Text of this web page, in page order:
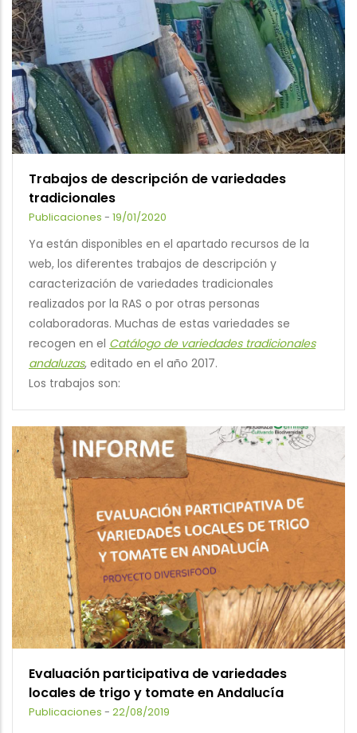
Trabajos de descripción de variedades
tradicionales
Publicaciones - 19/01/2020
Ya están disponibles en el apartado recursos de la
web, los diferentes trabajos de descripción y
caracterización de variedades tradicionales
realizados por la RAS o por otras personas
colaboradoras. Muchas de estas variedades se
recogen en el Catálogo de variedades tradicionales
andaluzas, editado en el año 2017.
Los trabajos son:
Evaluación participativa de variedades
locales de trigo y tomate en Andalucía
Publicaciones - 22/08/2019